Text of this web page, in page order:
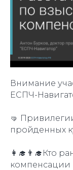
Внимание
ЕСПЧ-
🤜
пройденных
👩‍🎓👨‍🎓Кто
компенсации